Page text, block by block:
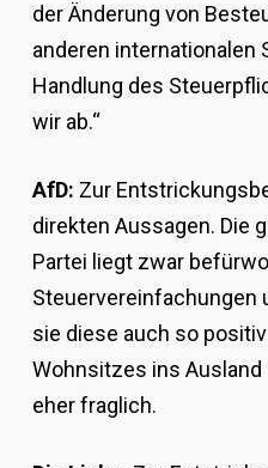
der Änderung von
anderen internationalen
Handlung des
wir ab.“
AfD: Zur
direkten Aussagen. Die
Partei liegt zwar
Steuervereinfachungen
sie diese auch so
Wohnsitzes ins
eher fraglich.